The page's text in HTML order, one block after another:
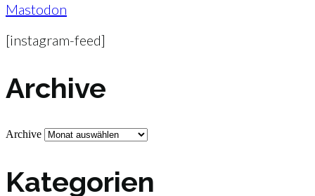
Mastodon
[instagram-feed]
Archive
Archive
Kategorien